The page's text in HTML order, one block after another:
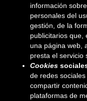
información
personales del
gestión, de la
publicitarios que,
una página web,
presta el servicio
Cookies
de redes
compartir
plataformas de